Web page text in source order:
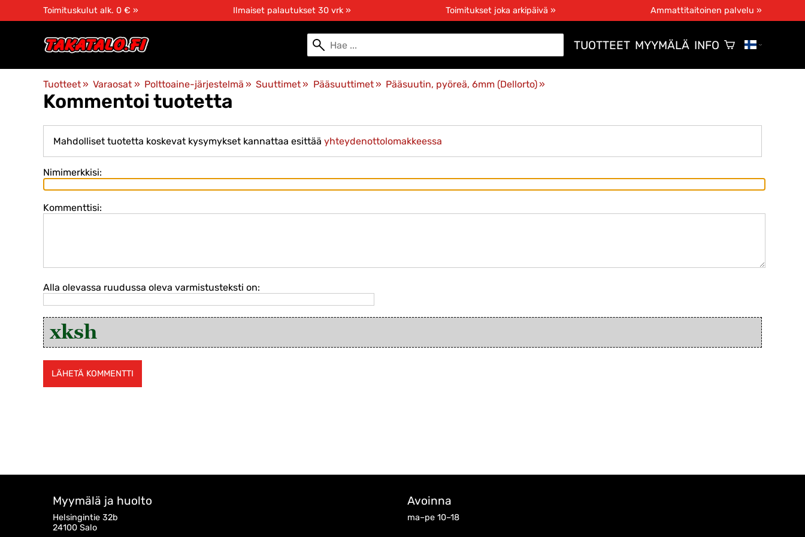
Toimituskulut alk. 0 € » Ilmaiset palautukset 30 vrk » Toimitukset joka arkipäivä » Ammattitaitoinen palvelu »
TUOTTEET MYYMÄLÄ INFO
Tuotteet ‪» Varaosat ‪» Polttoaine-järjestelmä ‪» Suuttimet ‪» Pääsuuttimet ‪» Pääsuutin, pyöreä, 6mm (Dellorto) ‪»
Kommentoi tuotetta
Mahdolliset tuotetta koskevat kysymykset kannattaa esittää yhteydenottolomakkeessa
Nimimerkkisi:
Kommenttisi:
Alla olevassa ruudussa oleva varmistusteksti on:
Myymälä ja huolto
Helsingintie 32b
24100 Salo
Avoinna
ma–pe 10–18